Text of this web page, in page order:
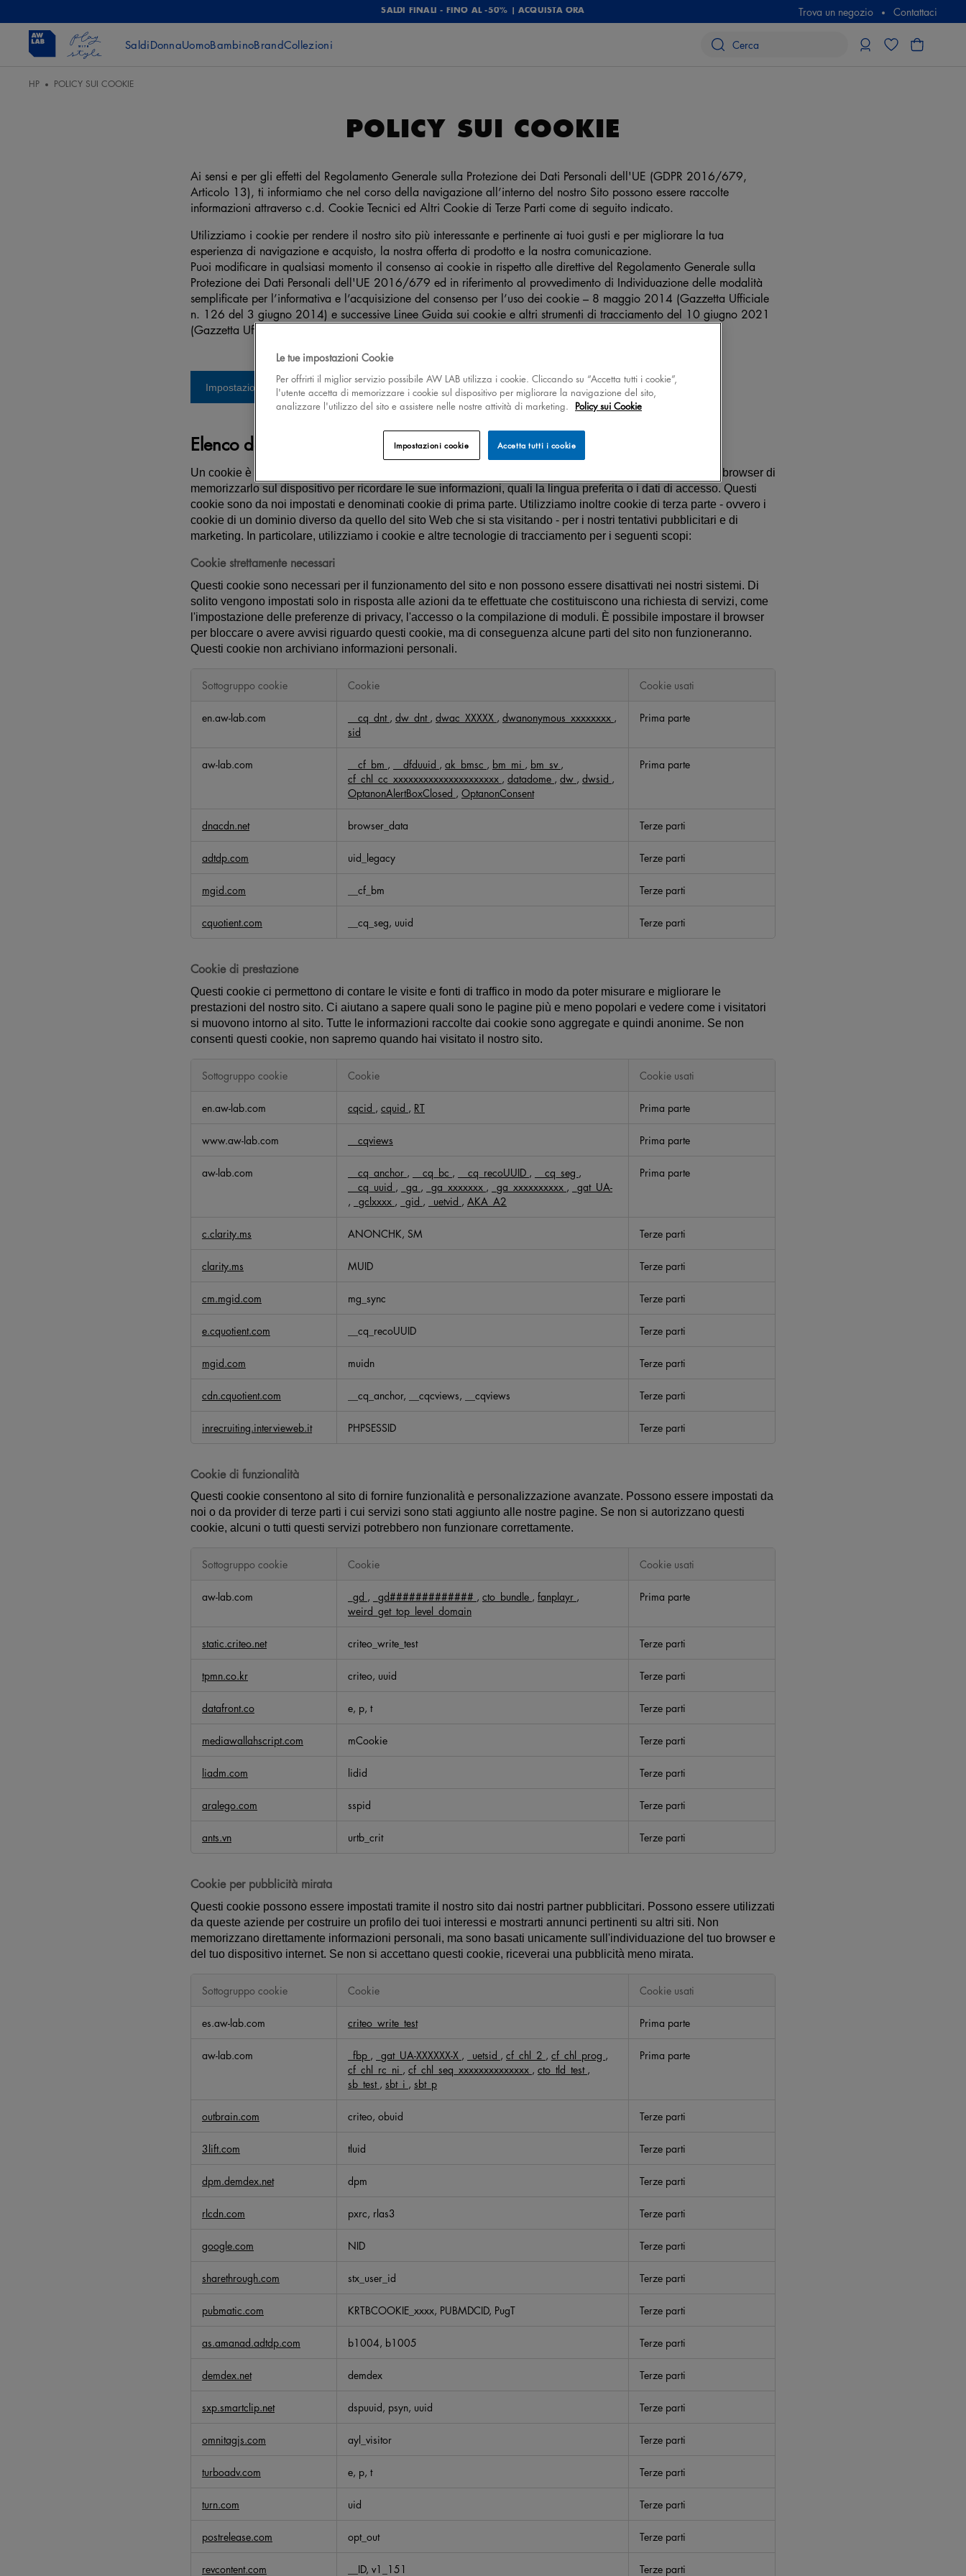
SALDI FINALI - FINO AL -50% | ACQUISTA ORA Trova un negozio Contattaci
SaldiDonnaUomoBambinoBrandCollezioni
HP POLICY SUI COOKIE
POLICY SUI COOKIE
Ai sensi e per gli effetti del Regolamento Generale sulla Protezione dei Dati Personali dell'UE (GDPR 2016/679,
Articolo 13), ti informiamo che nel corso della navigazione all’interno del nostro Sito possono essere raccolte
informazioni attraverso c.d. Cookie Tecnici ed Altri Cookie di Terze Parti come di seguito indicato.
Utilizziamo i cookie per rendere il nostro sito più interessante e pertinente ai tuoi gusti e per migliorare la tua
esperienza di navigazione e acquisto, la nostra offerta di prodotto e la nostra comunicazione.
Puoi modificare in qualsiasi momento il consenso ai cookie in rispetto alle direttive del Regolamento Generale sulla
Protezione dei Dati Personali dell'UE 2016/679 ed in riferimento al provvedimento di Individuazione delle modalità
semplificate per l’informativa e l’acquisizione del consenso per l’uso dei cookie – 8 maggio 2014 (Gazzetta Ufficiale
n. 126 del 3 giugno 2014) e successive Linee Guida sui cookie e altri strumenti di tracciamento del 10 giugno 2021
(Gazzetta Ufficiale n.163 del 9 luglio 2021).
Impostazioni cookie
Elenco dei cookie
Un cookie è una piccola porzione di dati (file di testo) che un sito Web, se visitato da un utente, chiede al browser di
memorizzarlo sul dispositivo per ricordare le sue informazioni, quali la lingua preferita o i dati di accesso. Questi
cookie sono da noi impostati e denominati cookie di prima parte. Utilizziamo inoltre cookie di terza parte - ovvero i
cookie di un dominio diverso da quello del sito Web che si sta visitando - per i nostri tentativi pubblicitari e di
marketing. In particolare, utilizziamo i cookie e altre tecnologie di tracciamento per i seguenti scopi:
Cookie strettamente necessari
Questi cookie sono necessari per il funzionamento del sito e non possono essere disattivati ​​nei nostri sistemi. Di
solito vengono impostati solo in risposta alle azioni da te effettuate che costituiscono una richiesta di servizi, come
l'impostazione delle preferenze di privacy, l'accesso o la compilazione di moduli. È possibile impostare il browser
per bloccare o avere avvisi riguardo questi cookie, ma di conseguenza alcune parti del sito non funzioneranno.
Questi cookie non archiviano informazioni personali.
t
e
n
e
c
e
Sottogruppo cookie Cookie Cookie usati
en.aw-lab.com __cq_dnt , dw_dnt , dwac_XXXXX , dwanonymous_xxxxxxxx ,
sid
Prima parte
aw-lab.com __cf_bm , __dfduuid , ak_bmsc , bm_mi , bm_sv ,
cf_chl_cc_xxxxxxxxxxxxxxxxxxxxx , datadome , dw , dwsid ,
OptanonAlertBoxClosed , OptanonConsent
Prima parte
dnacdn.net browser_data Terze parti
adtdp.com uid_legacy Terze parti
mgid.com __cf_bm Terze parti
cquotient.com __cq_seg, uuid Terze parti
Cookie di prestazione
Questi cookie ci permettono di contare le visite e fonti di traffico in modo da poter misurare e migliorare le
prestazioni del nostro sito. Ci aiutano a sapere quali sono le pagine più e meno popolari e vedere come i visitatori
si muovono intorno al sito. Tutte le informazioni raccolte dai cookie sono aggregate e quindi anonime. Se non
consenti questi cookie, non sapremo quando hai visitato il nostro sito.
Sottogruppo cookie Cookie Cookie usati
en.aw-lab.com cqcid , cquid , RT Prima parte
www.aw-lab.com __cqviews Prima parte
aw-lab.com __cq_anchor , __cq_bc , __cq_recoUUID , __cq_seg ,
__cq_uuid , _ga , _ga_xxxxxxx , _ga_xxxxxxxxxx , _gat_UA-
, _gclxxxx , _gid , _uetvid , AKA_A2
Prima parte
c.clarity.ms ANONCHK, SM Terze parti
clarity.ms MUID Terze parti
cm.mgid.com mg_sync Terze parti
e.cquotient.com __cq_recoUUID Terze parti
mgid.com muidn Terze parti
cdn.cquotient.com __cq_anchor, __cqcviews, __cqviews Terze parti
inrecruiting.intervieweb.it PHPSESSID Terze parti
Cookie di funzionalità
Questi cookie consentono al sito di fornire funzionalità e personalizzazione avanzate. Possono essere impostati da
noi o da provider di terze parti i cui servizi sono stati aggiunto alle nostre pagine. Se non si autorizzano questi
cookie, alcuni o tutti questi servizi potrebbero non funzionare correttamente.
à
Sottogruppo cookie Cookie Cookie usati
aw-lab.com _gd , _gd############# , cto_bundle , fanplayr ,
weird_get_top_level_domain
Prima parte
static.criteo.net criteo_write_test Terze parti
tpmn.co.kr criteo, uuid Terze parti
datafront.co e, p, t Terze parti
mediawallahscript.com mCookie Terze parti
liadm.com lidid Terze parti
aralego.com sspid Terze parti
ants.vn urtb_crit Terze parti
Cookie per pubblicità mirata
Questi cookie possono essere impostati tramite il nostro sito dai nostri partner pubblicitari. Possono essere utilizzati
da queste aziende per costruire un profilo dei tuoi interessi e mostrarti annunci pertinenti su altri siti. Non
memorizzano direttamente informazioni personali, ma sono basati unicamente sull'individuazione del tuo browser e
del tuo dispositivo internet. Se non si accettano questi cookie, riceverai una pubblicità meno mirata.
Sottogruppo cookie Cookie Cookie usati
es.aw-lab.com criteo_write_test Prima parte
aw-lab.com _fbp , _gat_UA-XXXXXX-X , _uetsid , cf_chl_2 , cf_chl_prog ,
cf_chl_rc_ni , cf_chl_seq_xxxxxxxxxxxxxx , cto_tld_test ,
sb_test , sbt_i , sbt_p
Prima parte
outbrain.com criteo, obuid Terze parti
3lift.com tluid Terze parti
dpm.demdex.net dpm Terze parti
rlcdn.com pxrc, rlas3 Terze parti
google.com NID Terze parti
sharethrough.com stx_user_id Terze parti
pubmatic.com KRTBCOOKIE_xxxx, PUBMDCID, PugT Terze parti
as.amanad.adtdp.com b1004, b1005 Terze parti
demdex.net demdex Terze parti
sxp.smartclip.net dspuuid, psyn, uuid Terze parti
omnitagjs.com ayl_visitor Terze parti
turboadv.com e, p, t Terze parti
turn.com uid Terze parti
postrelease.com opt_out Terze parti
revcontent.com __ID, v1_151 Terze parti
Le tue impostazioni Cookie
Per offrirti il miglior servizio possibile AW LAB utilizza i cookie. Cliccando su “Accetta tutti i cookie”,
l'utente accetta di memorizzare i cookie sul dispositivo per migliorare la navigazione del sito,
analizzare l'utilizzo del sito e assistere nelle nostre attività di marketing. Policy sui Cookie
Accetta tutti i cookie
Impostazioni cookie